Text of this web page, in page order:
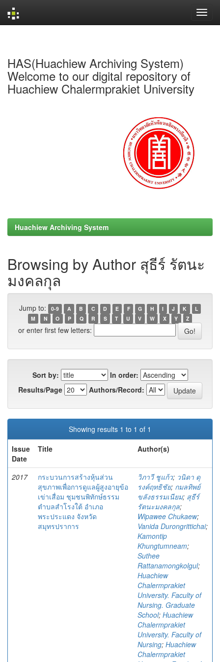
HAS(Huachiew Archiving System)
Welcome to our digital repository of
Huachiew Chalermprakiet University
Huachiew Archiving System
Browsing by Author สุธีร์ รัตนะ
มงคลกุล
Jump to: 0-9 A B C D E F G H I J K
L
M
N O P Q R S T U V W X Y Z
or enter first few letters:
Sort by:
In order:
Results/Page
Authors/Record:
Showing results 1 to 1 of 1
Issue
Date
Title Author(s)
2017
กระบวนการสร้างหุ้นส่วน
สุขภาพเพื่อการดูแลผู้สูงอายุข้อ
เข่าเสื่อม ชุมชนพิทักษ์ธรรม
ตำบลสำโรงใต้ อำเภอ
พระประแดง จังหวัด
สมุทรปราการ
วิภาวี ชูแก้ว; วนิดา ดุ
รงค์ฤทธิชัย; กมลทิพย์
ขลังธรรมเนียม; สุธีร์
รัตนะมงคลกุล;
Wipawee Chukaew;
Vanida Durongrittichai;
Kamontip
Khungtumneam;
Suthee
Rattanamongkolgul;
Huachiew
Chalermprakiet
University. Faculty of
Nursing. Graduate
School; Huachiew
Chalermprakiet
University. Faculty of
Nursing; Huachiew
Chalermprakiet